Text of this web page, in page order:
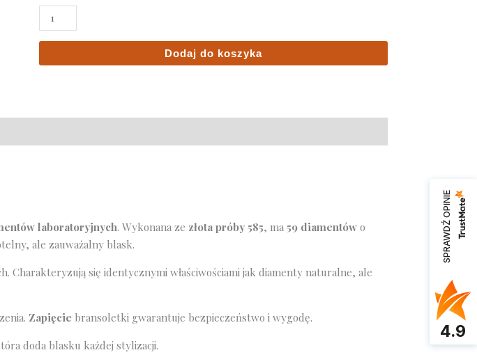
Bransoletka
z
z
Dodaj do koszyka
laboratoryjnych. Wykonana ze złota próby 585, ma 59 diamentów o
ale zauważalny blask.
się identycznymi właściwościami jak diamenty naturalne, ale
Zapięcie bransoletki gwarantuje bezpieczeństwo i wygodę.
doda blasku każdej stylizacji.
SPRAWDŹ OPINIE
4.9